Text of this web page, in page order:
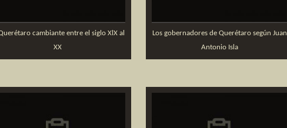
cambiante entre el siglo XlX al
XX
Los gobernadores de Querétaro según Juan
Antonio Isla